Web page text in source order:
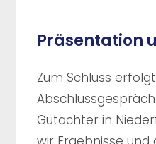
Präsentation
Zum Schluss
Gutachter in